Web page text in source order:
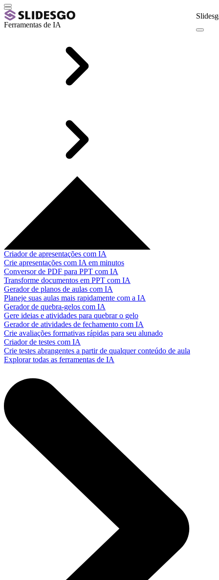
Ferramentas de IA
Criador de apresentações com IA
Crie apresentações com IA em minutos
Conversor de PDF para PPT com IA
Transforme documentos em PPT com IA
Gerador de planos de aulas com IA
Planeje suas aulas mais rapidamente com a IA
Gerador de quebra-gelos com IA
Gere ideias e atividades para quebrar o gelo
Gerador de atividades de fechamento com IA
Crie avaliações formativas rápidas para seu alunado
Criador de testes com IA
Crie testes abrangentes a partir de qualquer conteúdo de aula
Explorar todas as ferramentas de IA